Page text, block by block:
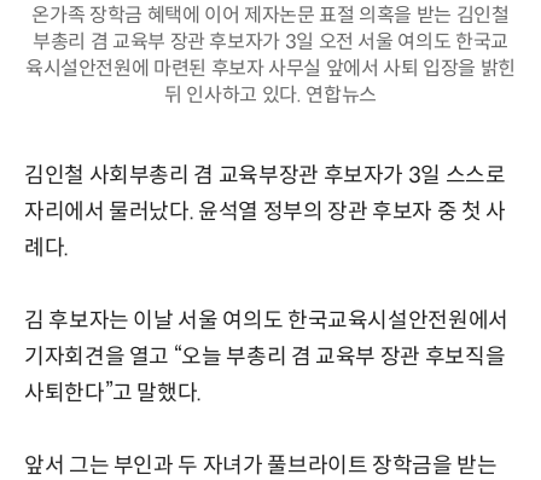
온가족 장학금 혜택에 이어 제자논문 표절 의혹을 받는 김인철
부총리 겸 교육부 장관 후보자가 3일 오전 서울 여의도 한국교
육시설안전원에 마련된 후보자 사무실 앞에서 사퇴 입장을 밝힌
뒤 인사하고 있다. 연합뉴스
김인철 사회부총리 겸 교육부장관 후보자가 3일 스스로
자리에서 물러났다. 윤석열 정부의 장관 후보자 중 첫 사
례다.
김 후보자는 이날 서울 여의도 한국교육시설안전원에서
기자회견을 열고 “오늘 부총리 겸 교육부 장관 후보직을
사퇴한다”고 말했다.
앞서 그는 부인과 두 자녀가 풀브라이트 장학금을 받는